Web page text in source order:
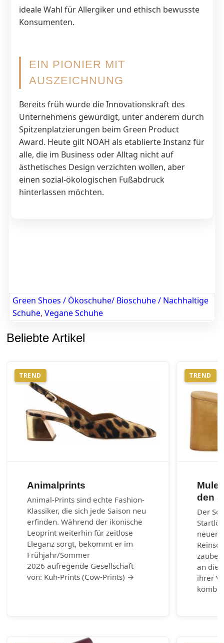
ideale Wahl für Allergiker und ethisch bewusste
Konsumenten.
EIN PIONIER MIT
AUSZEICHNUNG
Bereits früh wurde die Innovationskraft des
Unternehmens gewürdigt, unter anderem durch
Spitzenplatzierungen beim Green Product
Award. Heute gilt NOAH als etablierte Instanz für
alle, die im Business oder Alltag nicht auf
ästhetisches Design verzichten wollen, aber
einen sozial-ökologischen Fußabdruck
hinterlassen möchten.
Green Shoes / Ökoschuhe/ Bioschuhe / Nachhaltige
Schuhe, Vegane Schuhe
Beliebte Artikel
TREND
Animalprints
Animal-Prints sind echte Fashion-
Klassiker, die sich jede Saison neu
erfinden. Während der ikonische
Leoprint weiterhin für zeitlose
Eleganz sorgt, bekommt er im
Frühjahr/Sommer
2026 aufregende Gesellschaft
von: Kuh-Prints (Cow-Prints) →
TREND
den
Der
neuen
an die
ihrer